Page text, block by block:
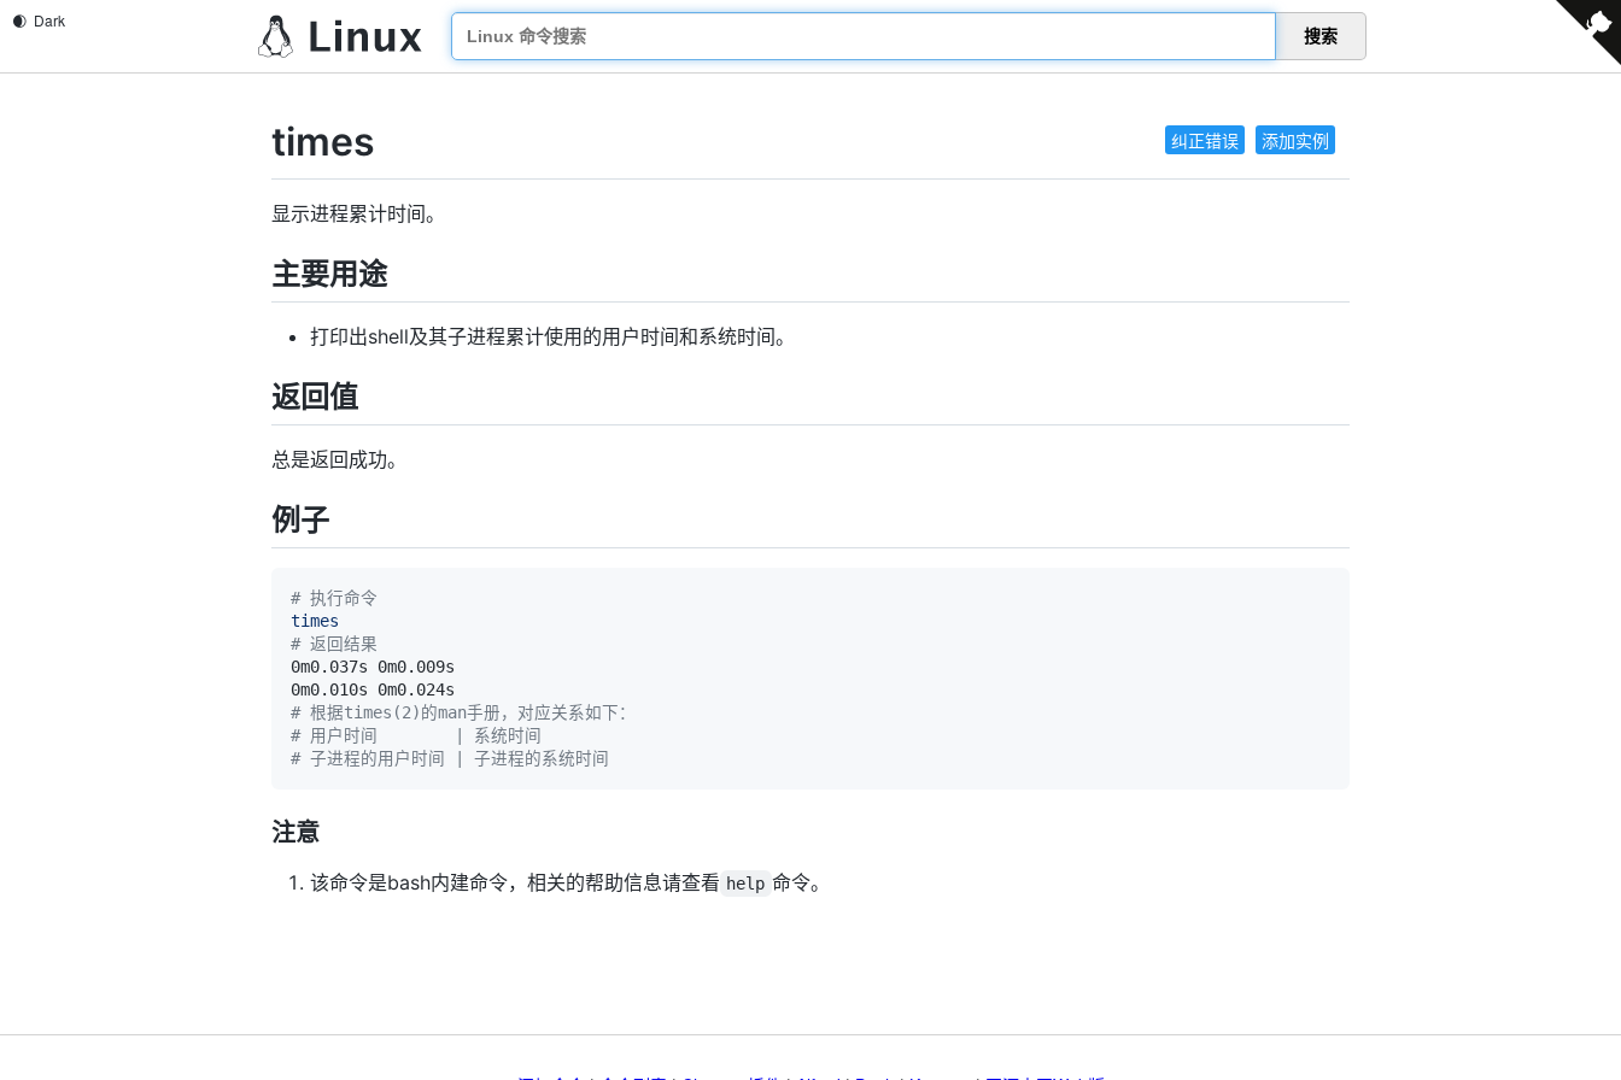
搜索
纠正错误 添加实例
times
显示进程累计时间。
主要用途
打印出shell及其子进程累计使用的用户时间和系统时间。
返回值
总是返回成功。
例子
# 执行命令
times
# 返回结果
# 根据times(2)的man手册，对应关系如下：
# 用户时间        | 系统时间
# 子进程的用户时间 | 子进程的系统时间
注意
该命令是bash内建命令，相关的帮助信息请查看 help 命令。